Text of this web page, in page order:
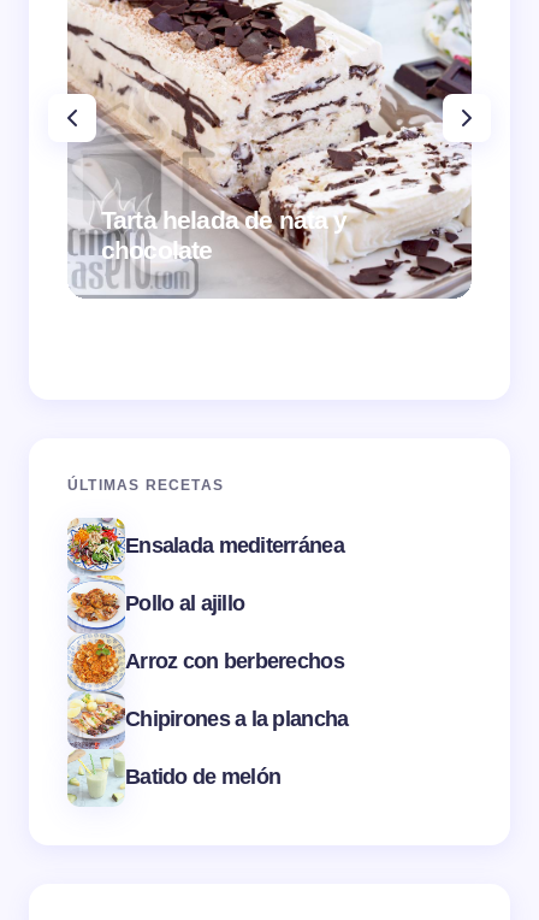
Tarta helada de nata y
chocolate
ÚLTIMAS RECETAS
Ensalada mediterránea
Pollo al ajillo
Arroz con berberechos
Chipirones a la plancha
Batido de melón